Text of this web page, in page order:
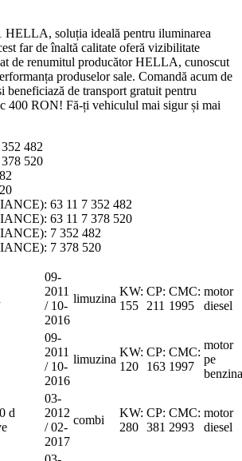
HELLA, soluția ideală pentru iluminarea
far de înaltă calitate oferă vizibilitate
de renumitul producător HELLA, cunoscut
produselor sale. Comandă acum de
beneficiază de transport gratuit pentru
400 RON! Fă-ți vehiculul mai sigur și mai
482
520
63 11 7 352 482
63 11 7 378 520
7 352 482
7 378 520
09-
2011
/ 10-
2016
limuzina
KW:
155
CP:
211
CMC:
1995
motor
diesel
09-
2011
/ 10-
2016
limuzina
KW:
120
CP:
163
CMC:
1997
motor
pe
benzina
d
03-
2012
/ 02-
2017
combi
KW:
280
CP:
381
CMC:
2993
motor
diesel